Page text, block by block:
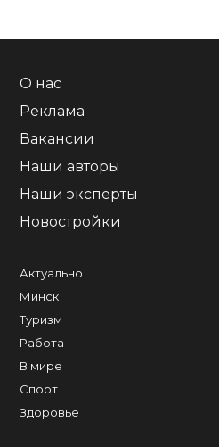
О нас
Реклама
Вакансии
Наши авторы
Наши эксперты
Новостройки
Актуально
Минск
Туризм
Работа
В мире
Спорт
Здоровье